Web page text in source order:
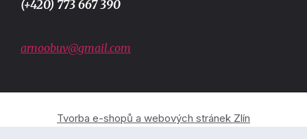
(+420) 773 667 390
arnoobuv@gmail.com
Tvorba e-shopů a webových stránek Zlín